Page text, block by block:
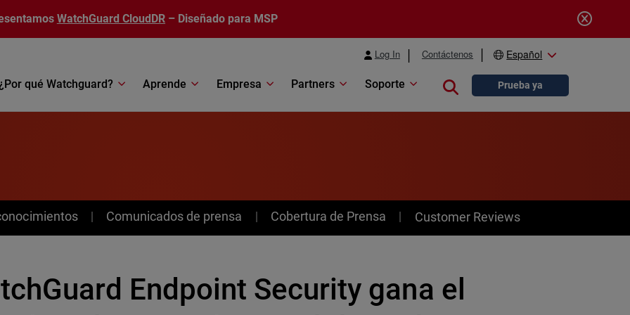
WatchGuard CloudDR – Diseñado para MSP
Log In Contáctenos Español
qué Watchguard? Aprende Empresa Partners Soporte Close searchPrueba ya
Comunicados de prensa Cobertura de Prensa Customer Reviews
Endpoint Security gana el